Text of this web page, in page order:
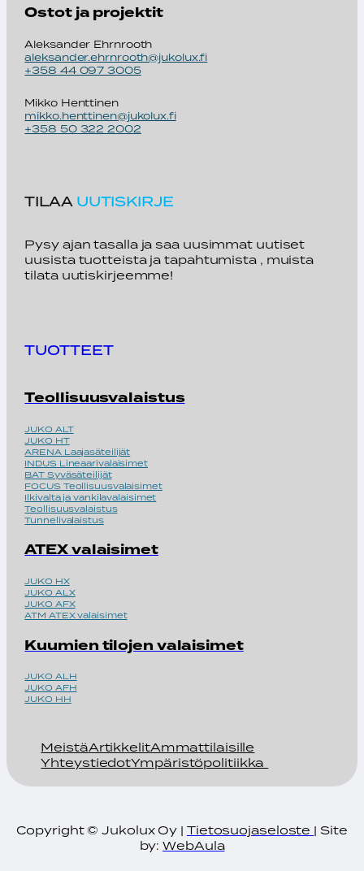
Ostot ja projektit
Aleksander Ehrnrooth
aleksander.ehrnrooth@jukolux.fi
+358 44 097 3005
Mikko Henttinen
mikko.henttinen@jukolux.fi
+358 50 322 2002
TILAA UUTISKIRJE
Pysy ajan tasalla ja saa uusimmat uutiset
uusista tuotteista ja tapahtumista , muista
tilata uutiskirjeemme!
TUOTTEET
Teollisuusvalaistus
JUKO ALT
JUKO HT
ARENA Laajasäteilijät
INDUS Lineaarivalaisimet
BAT Syväsäteilijät
FOCUS Teollisuusvalaisimet
Ilkivalta ja vankilavalaisimet
Teollisuusvalaistus
Tunnelivalaistus
ATEX valaisimet
JUKO HX
JUKO ALX
JUKO AFX
ATM ATEX valaisimet
Kuumien tilojen valaisimet
JUKO ALH
JUKO AFH
JUKO HH
MeistäArtikkelitAmmattilaisille
YhteystiedotYmpäristöpolitiikka
Copyright © Jukolux Oy | Tietosuojaseloste | Site
by:WebAula